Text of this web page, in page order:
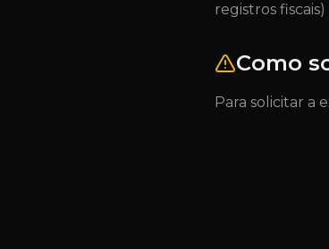
registros
Como
Para solicitar a